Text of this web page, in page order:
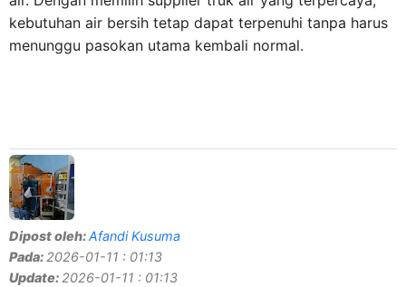
kebutuhan air bersih tetap dapat terpenuhi tanpa harus
menunggu pasokan utama kembali normal.
Dipost oleh:Afandi Kusuma
Pada: 2026-01-11 : 01:13
Update: 2026-01-11 : 01:13